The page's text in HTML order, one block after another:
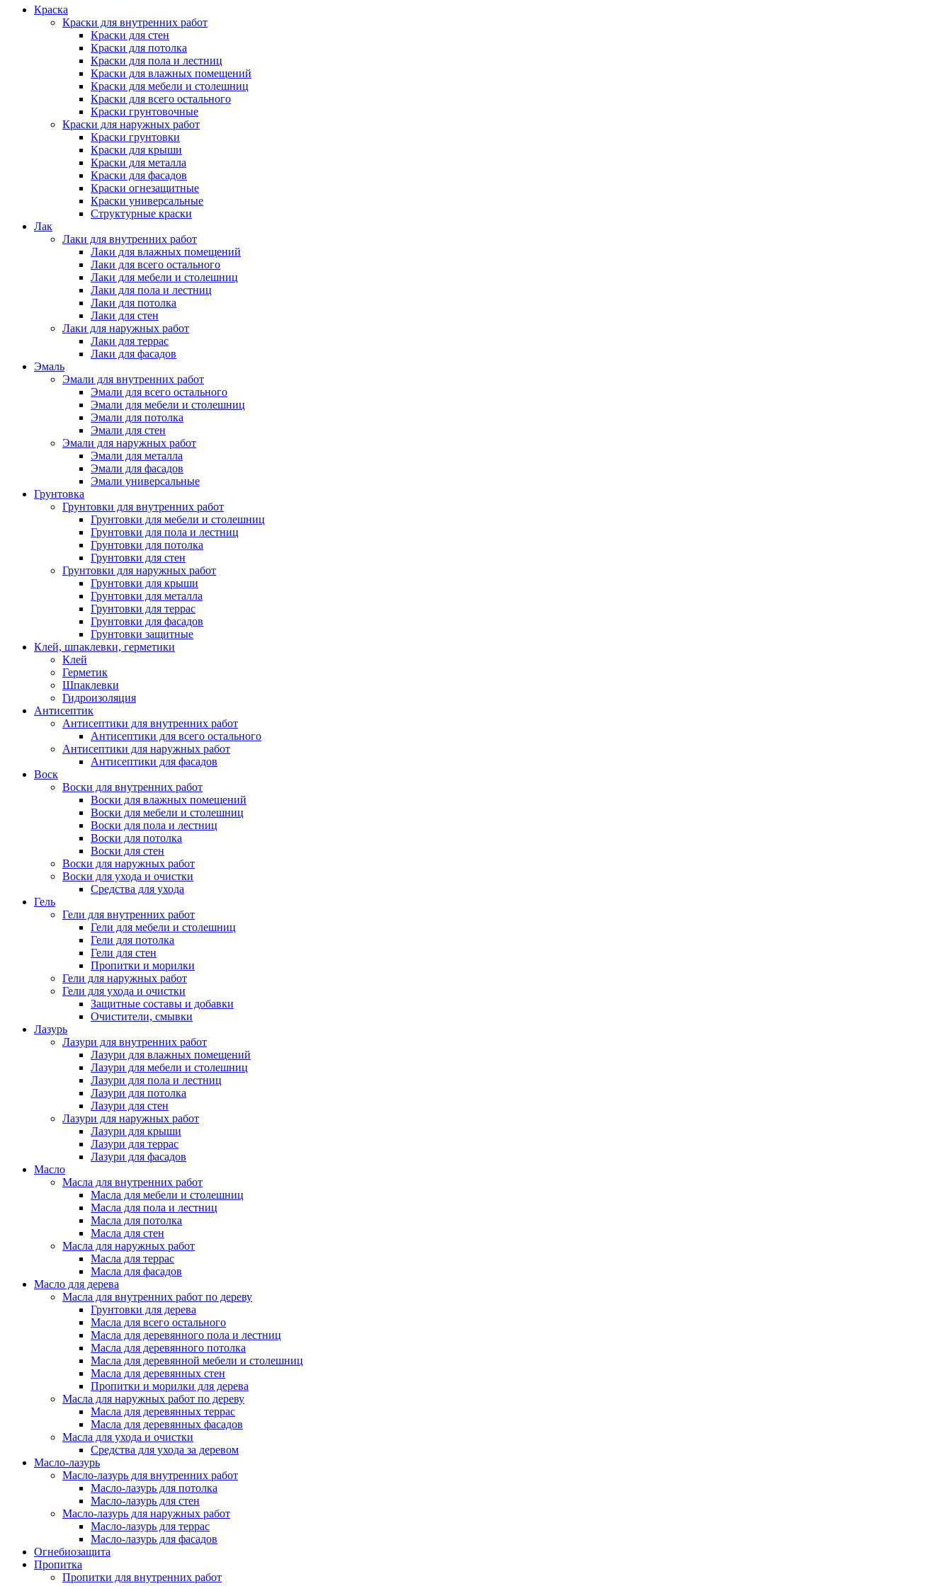
Краска
Краски для внутренних работ
Краски для стен
Краски для потолка
Краски для пола и лестниц
Краски для влажных помещений
Краски для мебели и столешниц
Краски для всего остального
Краски грунтовочные
Краски для наружных работ
Краски грунтовки
Краски для крыши
Краски для металла
Краски для фасадов
Краски огнезащитные
Краски универсальные
Структурные краски
Лак
Лаки для внутренних работ
Лаки для влажных помещений
Лаки для всего остального
Лаки для мебели и столешниц
Лаки для пола и лестниц
Лаки для потолка
Лаки для стен
Лаки для наружных работ
Лаки для террас
Лаки для фасадов
Эмаль
Эмали для внутренних работ
Эмали для всего остального
Эмали для мебели и столешниц
Эмали для потолка
Эмали для стен
Эмали для наружных работ
Эмали для металла
Эмали для фасадов
Эмали универсальные
Грунтовка
Грунтовки для внутренних работ
Грунтовки для мебели и столешниц
Грунтовки для пола и лестниц
Грунтовки для потолка
Грунтовки для стен
Грунтовки для наружных работ
Грунтовки для крыши
Грунтовки для металла
Грунтовки для террас
Грунтовки для фасадов
Грунтовки защитные
Клей, шпаклевки, герметики
Клей
Герметик
Шпаклевки
Гидроизоляция
Антисептик
Антисептики для внутренних работ
Антисептики для всего остального
Антисептики для наружных работ
Антисептики для фасадов
Воск
Воски для внутренних работ
Воски для влажных помещений
Воски для мебели и столешниц
Воски для пола и лестниц
Воски для потолка
Воски для стен
Воски для наружных работ
Воски для ухода и очистки
Средства для ухода
Гель
Гели для внутренних работ
Гели для мебели и столешниц
Гели для потолка
Гели для стен
Пропитки и морилки
Гели для наружных работ
Гели для ухода и очистки
Защитные составы и добавки
Очистители, смывки
Лазурь
Лазури для внутренних работ
Лазури для влажных помещений
Лазури для мебели и столешниц
Лазури для пола и лестниц
Лазури для потолка
Лазури для стен
Лазури для наружных работ
Лазури для крыши
Лазури для террас
Лазури для фасадов
Масло
Масла для внутренних работ
Масла для мебели и столешниц
Масла для пола и лестниц
Масла для потолка
Масла для стен
Масла для наружных работ
Масла для террас
Масла для фасадов
Масло для дерева
Масла для внутренних работ по дереву
Грунтовки для дерева
Масла для всего остального
Масла для деревянного пола и лестниц
Масла для деревянного потолка
Масла для деревянной мебели и столешниц
Масла для деревянных стен
Пропитки и морилки для дерева
Масла для наружных работ по дереву
Масла для деревянных террас
Масла для деревянных фасадов
Масла для ухода и очистки
Средства для ухода за деревом
Масло-лазурь
Масло-лазурь для внутренних работ
Масло-лазурь для потолка
Масло-лазурь для стен
Масло-лазурь для наружных работ
Масло-лазурь для террас
Масло-лазурь для фасадов
Огнебиозащита
Пропитка
Пропитки для внутренних работ